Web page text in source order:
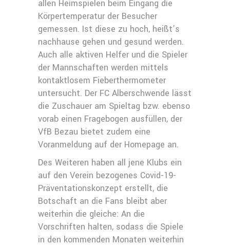
allen Heimspielen beim Eingang die
Körpertemperatur der Besucher
gemessen. Ist diese zu hoch, heißt’s
nachhause gehen und gesund werden.
Auch alle aktiven Helfer und die Spieler
der Mannschaften werden mittels
kontaktlosem Fieberthermometer
untersucht. Der FC Alberschwende lässt
die Zuschauer am Spieltag bzw. ebenso
vorab einen Fragebogen ausfüllen, der
VfB Bezau bietet zudem eine
Voranmeldung auf der Homepage an.
Des Weiteren haben all jene Klubs ein
auf den Verein bezogenes Covid-19-
Präventationskonzept erstellt, die
Botschaft an die Fans bleibt aber
weiterhin die gleiche: An die
Vorschriften halten, sodass die Spiele
in den kommenden Monaten weiterhin